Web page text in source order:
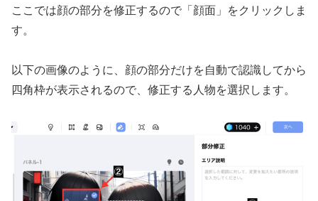
ここでは顔の部分を修正するので「顔面」をクリックしま
す。
以下の画像のように、顔の部分だけを自動で認識してから
四角枠が表示されるので、修正する人物を選択します。